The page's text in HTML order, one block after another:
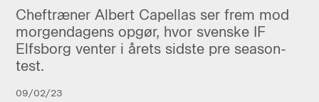
Cheftræner Albert Capellas ser frem mod
morgendagens opgør, hvor svenske IF
Elfsborg venter i årets sidste pre season-
test.
09/02/23